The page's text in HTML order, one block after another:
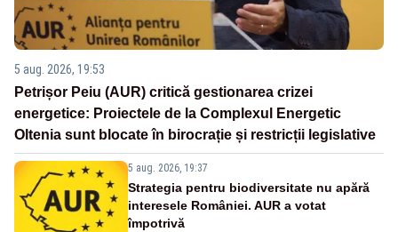
5 aug. 2026, 19:53
Petrișor Peiu (AUR) critică gestionarea crizei
energetice: Proiectele de la Complexul Energetic
Oltenia sunt blocate în birocrație și restricții legislative
5 aug. 2026, 19:37
Strategia pentru biodiversitate nu apără
interesele României. AUR a votat
împotrivă